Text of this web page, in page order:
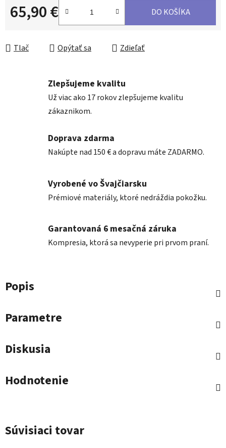
65,90 €
Jednotková cena:
DO KOŠÍKA
Tlač Opýtať sa Zdieľať
Zlepšujeme kvalitu
Už viac ako 17 rokov zlepšujeme kvalitu
zákaznikom.
Doprava zdarma
Nakúpte nad 150 € a dopravu máte ZADARMO.
Vyrobené vo Švajčiarsku
Prémiové materiály, ktoré nedráždia pokožku.
Garantovaná 6 mesačná záruka
Kompresia, ktorá sa nevyperie pri prvom praní.
Popis
Parametre
Diskusia
Hodnotenie
Súvisiaci tovar